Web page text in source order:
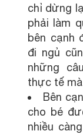
chỉ dừng
phải làm
bên cạnh
đi ngủ
những
thực tế
Bên
cho bé
nhiều